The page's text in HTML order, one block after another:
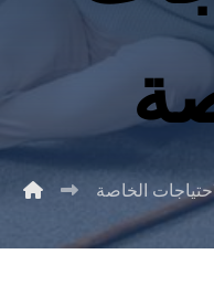
الخاصة